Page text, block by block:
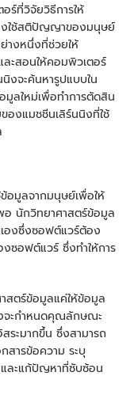
ร์ที่วิจัยวิธีการให้
งใช้สติปัญญาของมนุษย์
างหนึ่งที่ช่วยให้
ะสอนให้คอมพิวเตอร์
งจะค้นหารูปแบบใน
มูลใหม่เพื่อทำการตัดสิน
องแมชชีนเลิร์นนิงที่ใช้
อมูลจากมนุษย์เพื่อให้
อ นักวิทยาศาสตร์ข้อมูล
องซึ่งซอฟต์แวร์ต้อง
งซอฟต์แวร์ ซึ่งทำให้การ
สตร์ข้อมูลแค่ให้ข้อมูล
จะกำหนดคุณลักษณะ
ระมากขึ้น ซึ่งสามารถ
สารข้อความ ระบุ
ละแก้ปัญหาที่ซับซ้อน